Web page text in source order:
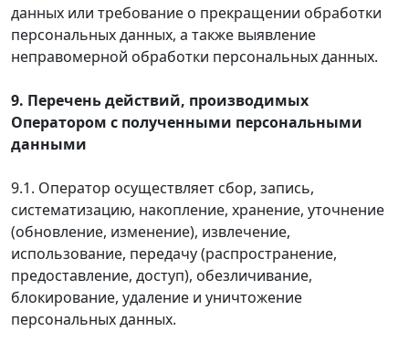
данных или требование о прекращении обработки
персональных данных, а также выявление
неправомерной обработки персональных данных.
9. Перечень действий, производимых
Оператором с полученными персональными
данными
9.1. Оператор осуществляет сбор, запись,
систематизацию, накопление, хранение, уточнение
(обновление, изменение), извлечение,
использование, передачу (распространение,
предоставление, доступ), обезличивание,
блокирование, удаление и уничтожение
персональных данных.